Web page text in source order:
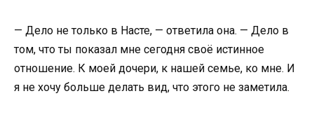
— Дело не только в Насте, — ответила она. — Дело в
том, что ты показал мне сегодня своё истинное
отношение. К моей дочери, к нашей семье, ко мне. И
я не хочу больше делать вид, что этого не заметила.